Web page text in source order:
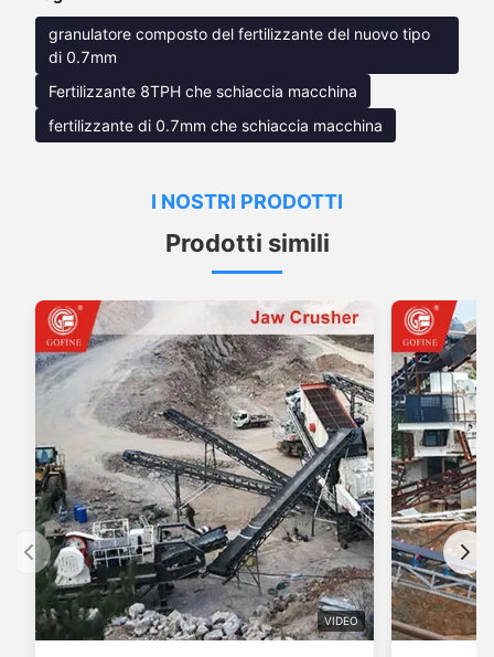
granulatore composto del fertilizzante del nuovo tipo
di 0.7mm
Fertilizzante 8TPH che schiaccia macchina
fertilizzante di 0.7mm che schiaccia macchina
I NOSTRI PRODOTTI
Prodotti simili
VIDEO